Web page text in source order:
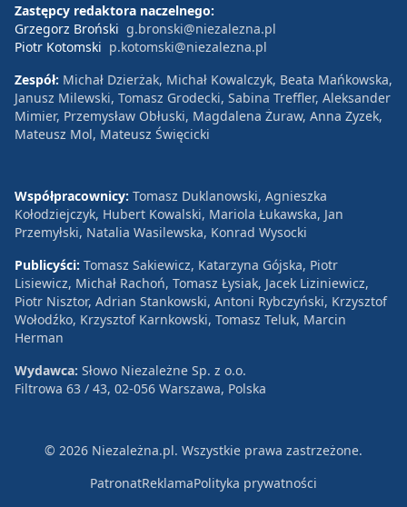
Zastępcy redaktora naczelnego:
Grzegorz Broński g.bronski@niezalezna.pl
Piotr Kotomski p.kotomski@niezalezna.pl
Zespół: Michał Dzierżak, Michał Kowalczyk, Beata Mańkowska,
Janusz Milewski, Tomasz Grodecki, Sabina Treffler, Aleksander
Mimier, Przemysław Obłuski, Magdalena Żuraw, Anna Zyzek,
Mateusz Mol, Mateusz Święcicki
Współpracownicy: Tomasz Duklanowski, Agnieszka
Kołodziejczyk, Hubert Kowalski, Mariola Łukawska, Jan
Przemyłski, Natalia Wasilewska, Konrad Wysocki
Publicyści: Tomasz Sakiewicz, Katarzyna Gójska, Piotr
Lisiewicz, Michał Rachoń, Tomasz Łysiak, Jacek Liziniewicz,
Piotr Nisztor, Adrian Stankowski, Antoni Rybczyński, Krzysztof
Wołodźko, Krzysztof Karnkowski, Tomasz Teluk, Marcin
Herman
Wydawca: Słowo Niezależne Sp. z o.o.
Filtrowa 63 / 43, 02-056 Warszawa, Polska
© 2026 Niezależna.pl. Wszystkie prawa zastrzeżone.
PatronatReklamaPolityka prywatności